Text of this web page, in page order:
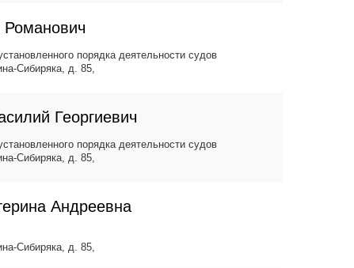
порядка деятельности судов
Сибиряка, д. 85,
Георгиевич
порядка деятельности судов
Сибиряка, д. 85,
Андреевна
Сибиряка, д. 85,